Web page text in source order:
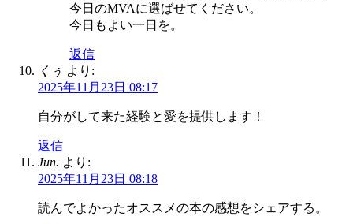
今日のMVAに選ばせてください。
今日もよい一日を。
返信
くぅ より:
2025年11月23日 08:17
自分がして来た経験と愛を提供します！
返信
Jun. より:
2025年11月23日 08:18
読んでよかったオススメの本の感想をシェアする。